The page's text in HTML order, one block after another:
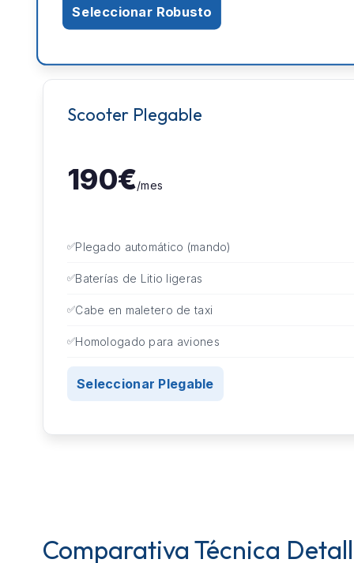
Seleccionar Robusto
Scooter Plegable
190€/mes
Plegado automático (mando)
Baterías de Litio ligeras
Cabe en maletero de taxi
Homologado para aviones
Seleccionar Plegable
Comparativa Técnica